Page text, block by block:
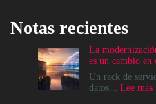
Notas recientes
La
es un cambio
Un rack de
datos... Lee más: